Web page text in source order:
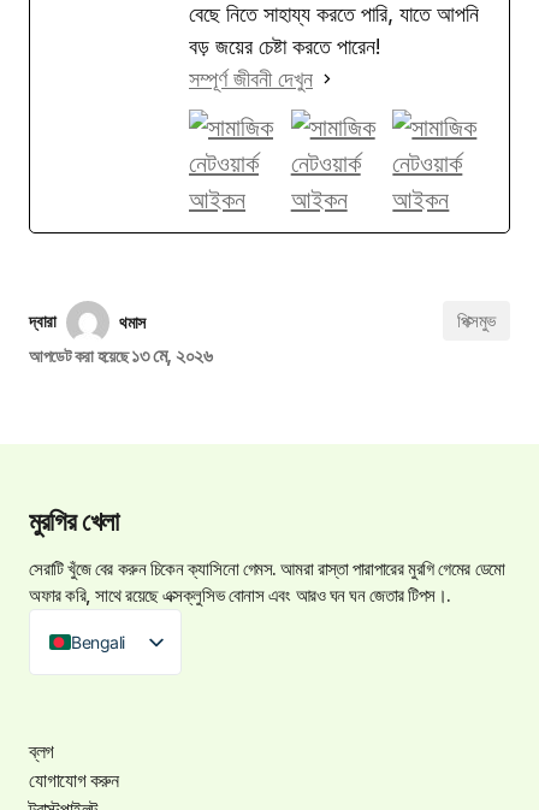
বেছে নিতে সাহায্য করতে পারি, যাতে আপনি
বড় জয়ের চেষ্টা করতে পারেন!
সম্পূর্ণ জীবনী দেখুন
দ্বারা
থমাস
আপডেট করা হয়েছে ১৩ মে, ২০২৬
পিক্সমুভ
মুরগির খেলা
সেরাটি খুঁজে বের করুনচিকেন ক্যাসিনো গেমস. আমরা রাস্তা পারাপারের মুরগি গেমের ডেমো
অফার করি, সাথে রয়েছে এক্সক্লুসিভ বোনাস এবং আরও ঘন ঘন জেতার টিপস।.
Bengali
ব্লগ
যোগাযোগ করুন